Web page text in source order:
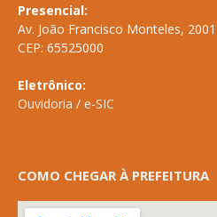
Presencial:
Av. João Francisco Monteles,
CEP: 65525000
Eletrônico:
Ouvidoria / e-SIC
COMO CHEGAR À PREFEITURA